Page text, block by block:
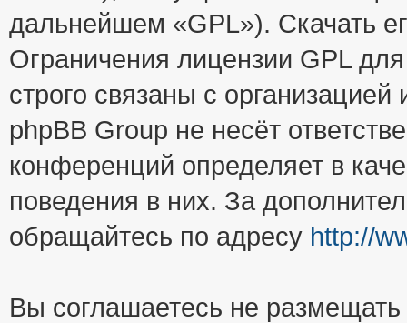
дальнейшем «GPL»). Скачать
Ограничения лицензии GPL
строго связаны с
phpBB Group не несёт
конференций определяет в
поведения в них. За
обращайтесь по адресу http://
Вы соглашаетесь не